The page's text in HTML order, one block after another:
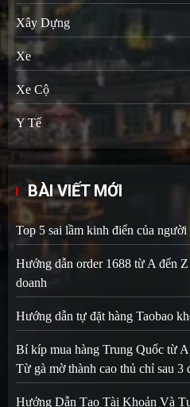
Xây Dựng
Xe
Xe Cộ
Y Tế
BÀI VIẾT MỚI
Top 5 sai lầm kinh điển của
Hướng dẫn order 1688 từ A đến
doanh
Hướng dẫn tự đặt hàng Taobao
Bí kíp mua hàng Trung Quốc từ
Từ gà mờ thành cao thủ chỉ sau 3
Hướng Dẫn Tạo Tài Khoản Và